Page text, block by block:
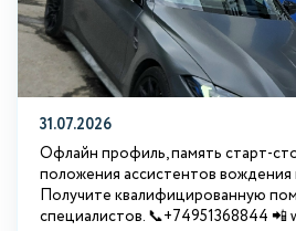
31.07.2026
Офлайн профиль, память старт-
положения ассистентов
Получите квалифицированную
специалистов. 📞+74951368844 📲